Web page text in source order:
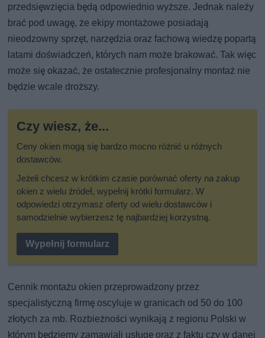
przedsięwzięcia będą odpowiednio wyższe. Jednak należy
brać pod uwagę, że ekipy montażowe posiadają
nieodzowny sprzęt, narzędzia oraz fachową wiedzę popartą
latami doświadczeń, których nam może brakować. Tak więc
może się okazać, że ostatecznie profesjonalny montaż nie
będzie wcale droższy.
Czy wiesz, że...
Ceny okien mogą się bardzo mocno różnić u różnych
dostawców.
Jeżeli chcesz w krótkim czasie porównać oferty na zakup
okien z wielu źródeł, wypełnij krótki formularz. W
odpowiedzi otrzymasz oferty od wielu dostawców i
samodzielnie wybierzesz tę najbardziej korzystną.
Wypełnij formularz
Cennik montażu okien przeprowadzony przez
specjalistyczną firmę oscyluje w granicach od 50 do 100
złotych za mb. Rozbieżności wynikają z regionu Polski w
którym będziemy zamawiali usługę oraz z faktu czy w danej